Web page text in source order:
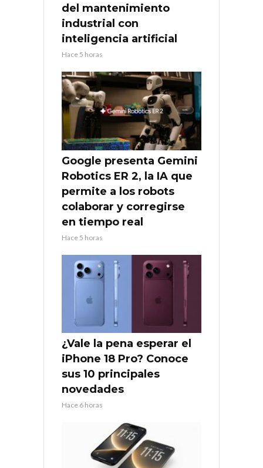
del mantenimiento
industrial con
inteligencia artificial
Hace 5 horas
Google presenta Gemini
Robotics ER 2, la IA que
permite a los robots
colaborar y corregirse
en tiempo real
Hace 5 horas
¿Vale la pena esperar el
iPhone 18 Pro? Conoce
sus 10 principales
novedades
Hace 6 horas